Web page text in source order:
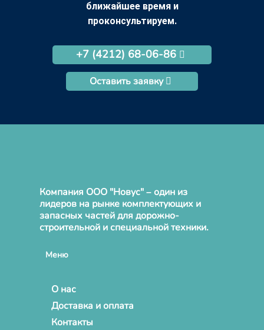
ближайшее время и
проконсультируем.
+7 (4212) 68-06-86
Оставить заявку
Компания ООО "Новус" – один из
лидеров на рынке комплектующих и
запасных частей для дорожно-
строительной и специальной техники.
Меню
О нас
Доставка и оплата
Контакты